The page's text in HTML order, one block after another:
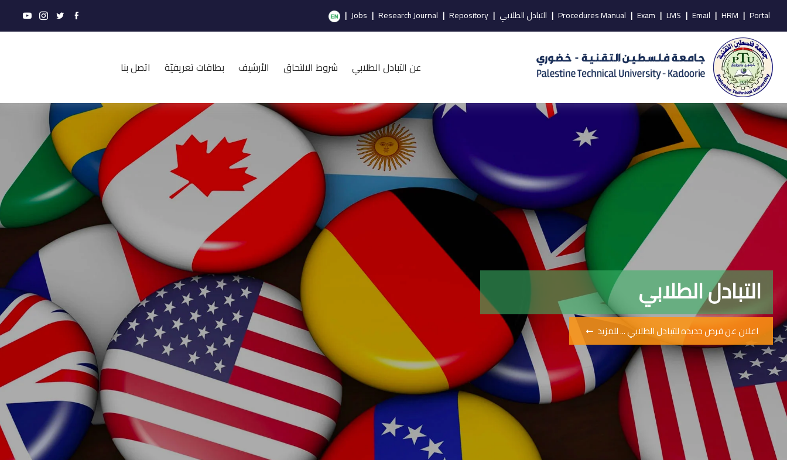
Portal
|
HRM
|
Email
|
LMS
|
Exam
|
Procedures Manual
| التبادل الطلابي |
Repository
|
Research Journal
|
Jobs
|
عن التبادل الطلابي شروط الالتحاق الأرشيف بطاقات تعريفيّة اتصل بنا
1333 * 2000
التبادل الطلابي
اعلان عن فرص جديده للتبادل الطلابي ... للمزيد